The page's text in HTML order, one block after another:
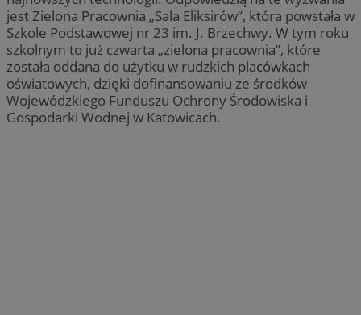
jest Zielona Pracownia „Sala Eliksirów”, która powstała w
Szkole Podstawowej nr 23 im. J. Brzechwy. W tym roku
szkolnym to już czwarta „zielona pracownia”, które
została oddana do użytku w rudzkich placówkach
oświatowych, dzięki dofinansowaniu ze środków
Wojewódzkiego Funduszu Ochrony Środowiska i
Gospodarki Wodnej w Katowicach.